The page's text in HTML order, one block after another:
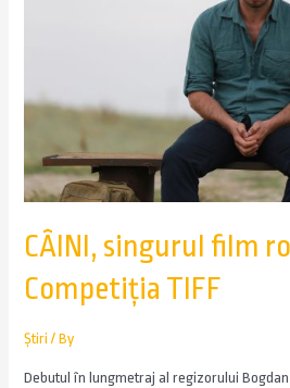
CÂINI, singurul film
Competiția TIFF
Știri / By
Debutul în lungmetraj al regizorului